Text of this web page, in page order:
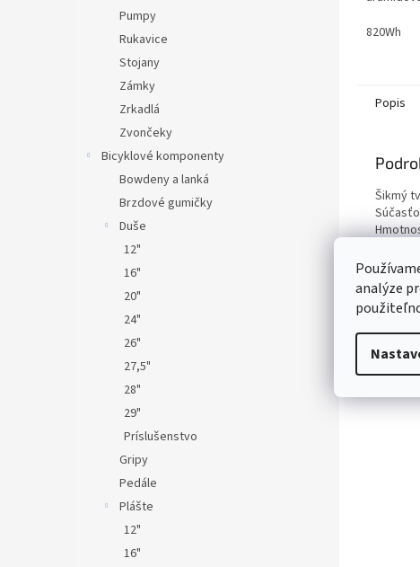
analýze
Pumpy
Rukavice
Stojany
Zámky
Zrkadlá
Zvončeky
Bicyklové komponenty
Bowdeny a lanká
Brzdové gumičky
Duše
12"
16"
20"
24"
26"
27,5"
28"
29"
Príslušenstvo
Gripy
Pedále
Plášte
12"
16"
820Wh
Popis
Šikmý